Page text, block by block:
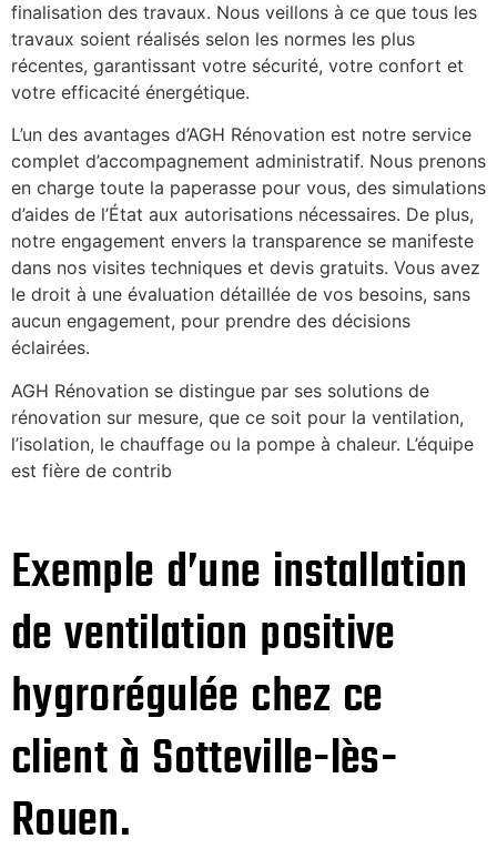
finalisation des travaux. Nous veillons à ce que tous les
travaux soient réalisés selon les normes les plus
récentes, garantissant votre sécurité, votre confort et
votre efficacité énergétique.
L’un des avantages d’AGH Rénovation est notre service
complet d’accompagnement administratif. Nous prenons
en charge toute la paperasse pour vous, des simulations
d’aides de l’État aux autorisations nécessaires. De plus,
notre engagement envers la transparence se manifeste
dans nos visites techniques et devis gratuits. Vous avez
le droit à une évaluation détaillée de vos besoins, sans
aucun engagement, pour prendre des décisions
éclairées.
AGH Rénovation se distingue par ses solutions de
rénovation sur mesure, que ce soit pour la ventilation,
l’isolation, le chauffage ou la pompe à chaleur. L’équipe
est fière de contrib
Exemple d’une installation
de ventilation positive
hygrorégulée chez ce
client à Sotteville-lès-
Rouen.